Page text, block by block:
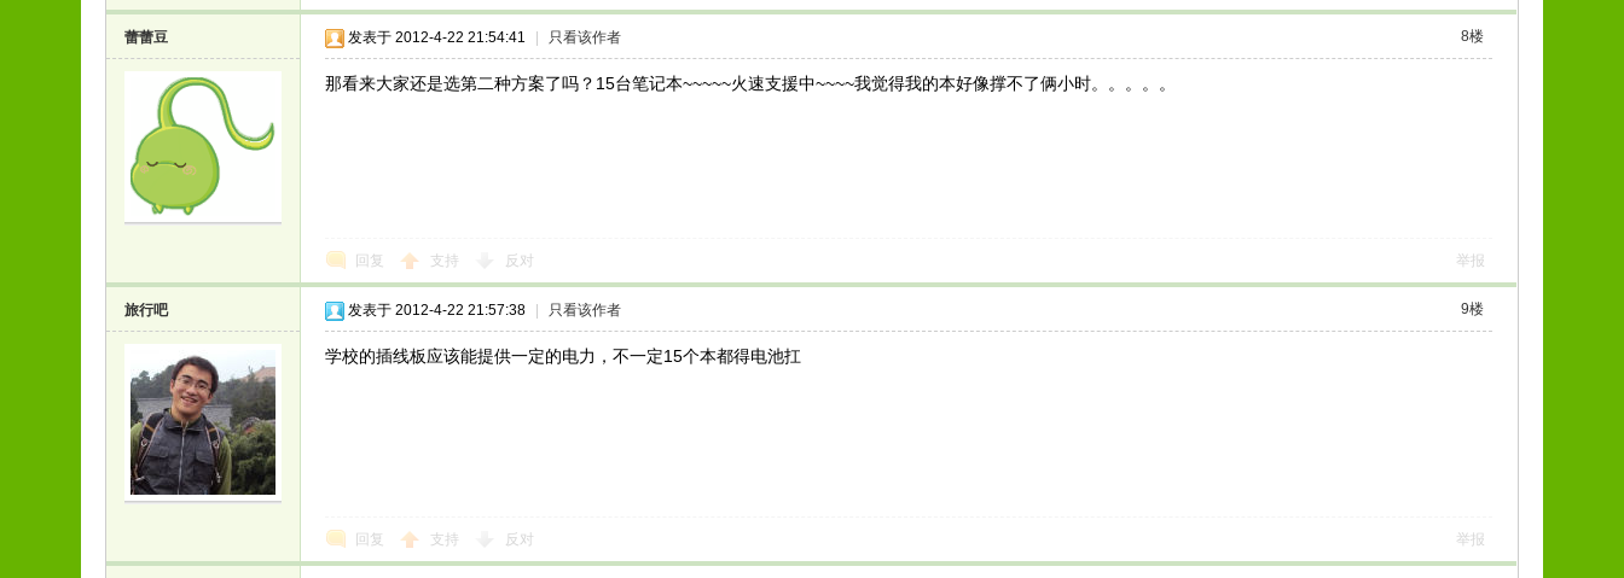
蕾蕾豆 8楼
发表于 2012-4-22 21:54:41 只看该作者
那看来大家还是选第二种方案了吗？15台笔记本~~~~~火速支援中~~~~我觉得我的本好像撑不了俩小时。。。。。
回复 支持 反对 举报
旅行吧 9楼
发表于 2012-4-22 21:57:38 只看该作者
学校的插线板应该能提供一定的电力，不一定15个本都得电池扛
回复 支持 反对 举报